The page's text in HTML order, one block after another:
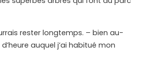
rester longtemps. – bien au-
auquel j’ai habitué mon